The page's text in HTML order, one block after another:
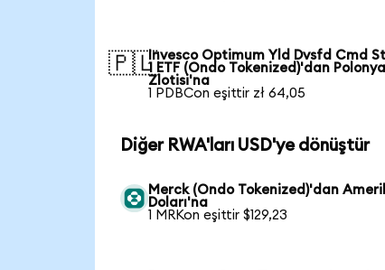
🇵🇱Invesco Optimum Yld Dvsfd Cmd
1 ETF (Ondo Tokenized)'dan Polonya
Zlotisi'na
1 PDBCon eşittir zł 64,05
Diğer RWA'ları USD'ye dönüştür
Merck (Ondo Tokenized)'dan
Doları'na
1 MRKon eşittir $129,23